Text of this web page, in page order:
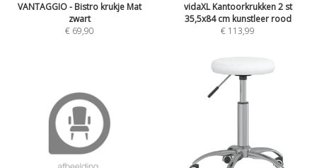
VANTAGGIO - Bistro krukje Mat
zwart
€ 69,90
vidaXL Kantoorkrukken 2 st
35,5x84 cm kunstleer rood
€ 113,99